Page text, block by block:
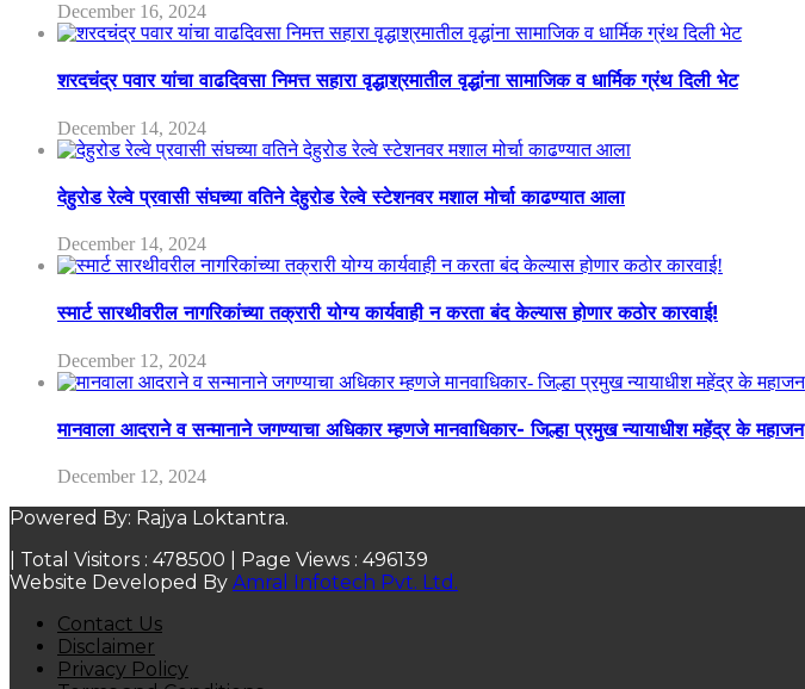
December 16, 2024
शरदचंद्र पवार यांचा वाढदिवसा निमत्त सहारा वृद्धाश्रमातील वृद्धांना सामाजिक व धार्मिक ग्रंथ दिली भेट
December 14, 2024
देहुरोड रेल्वे प्रवासी संघच्या वतिने देहुरोड रेल्वे स्टेशनवर मशाल मोर्चा काढण्यात आला
December 14, 2024
स्मार्ट सारथीवरील नागरिकांच्या तक्रारी योग्य कार्यवाही न करता बंद केल्यास होणार कठोर कारवाई!
December 12, 2024
मानवाला आदराने व सन्मानाने जगण्याचा अधिकार म्हणजे मानवाधिकार- जिल्हा प्रमुख न्यायाधीश महेंद्र के महाजन
December 12, 2024
Powered By: Rajya Loktantra.
| Total Visitors : 478500 | Page Views : 496139
Website Developed By Amral Infotech Pvt. Ltd.
Contact Us
Disclaimer
Privacy Policy